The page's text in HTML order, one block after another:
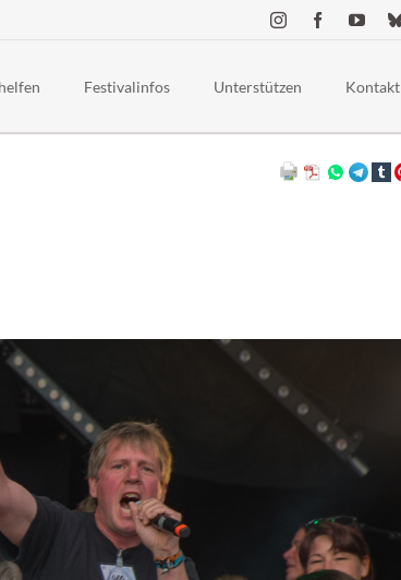
Festivalinfos Unterstützen
Merchandise
Kontakt